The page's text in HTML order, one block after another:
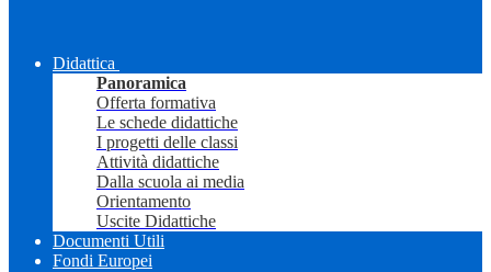
Didattica
Panoramica
Offerta formativa
Le schede didattiche
I progetti delle classi
Attività didattiche
Dalla scuola ai media
Orientamento
Uscite Didattiche
Documenti Utili
Fondi Europei